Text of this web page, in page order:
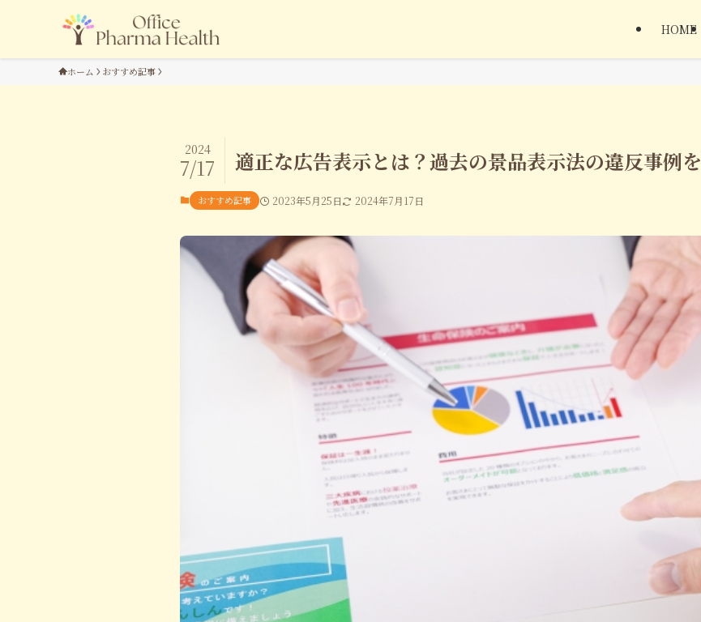
HOME
ホーム おすすめ記事
適正な広告表示とは？過去の景品表示法の違反事例
2024
7/17
おすすめ記事 2023年5月25日 2024年7月17日